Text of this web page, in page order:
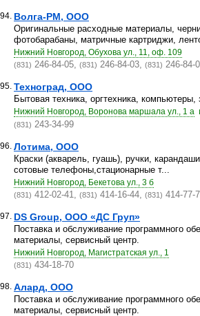
94. Волга-РМ, ООО
Оригинальные расходные материалы,
фотобарабаны, матричные картриджи,
Нижний Новгород, Обухова ул., 11, оф. 109
(831) 246-84-05, (831) 246-84-03, (831) 246-84-
95. Техноград, ООО
Бытовая техника, оргтехника, компьютеры,
Нижний Новгород, Воронова маршала ул., 1 а
(831) 243-34-99
96. Лотима, ООО
Краски (акварель, гуашь), ручки,
сотовые телефоны,стационарные т...
Нижний Новгород, Бекетова ул., 3 б
(831) 412-02-41, (831) 414-16-44, (831) 414-77-
97. DS Group, ООО «ДС Груп»
Поставка и обслуживание программного
материалы, сервисный центр.
Нижний Новгород, Магистратская ул., 1
(831) 434-18-70
98. Алард, ООО
Поставка и обслуживание программного
материалы, сервисный центр.